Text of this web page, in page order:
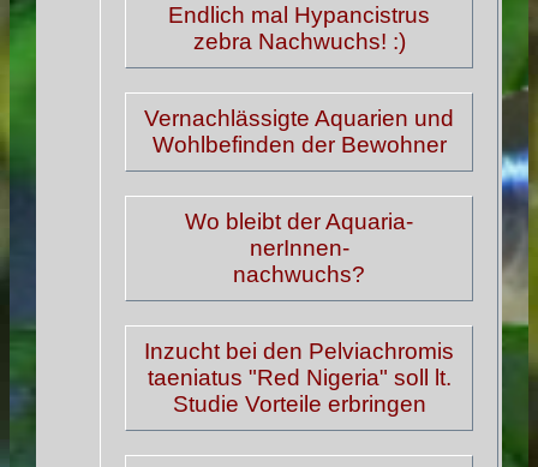
Endlich mal Hypancistrus
zebra Nachwuchs! :)
Vernachlässigte Aquarien und
Wohlbefinden der Bewohner
Wo bleibt der Aquaria-
nerInnen-
nachwuchs?
Inzucht bei den Pelviachromis
taeniatus "Red Nigeria" soll lt.
Studie Vorteile erbringen